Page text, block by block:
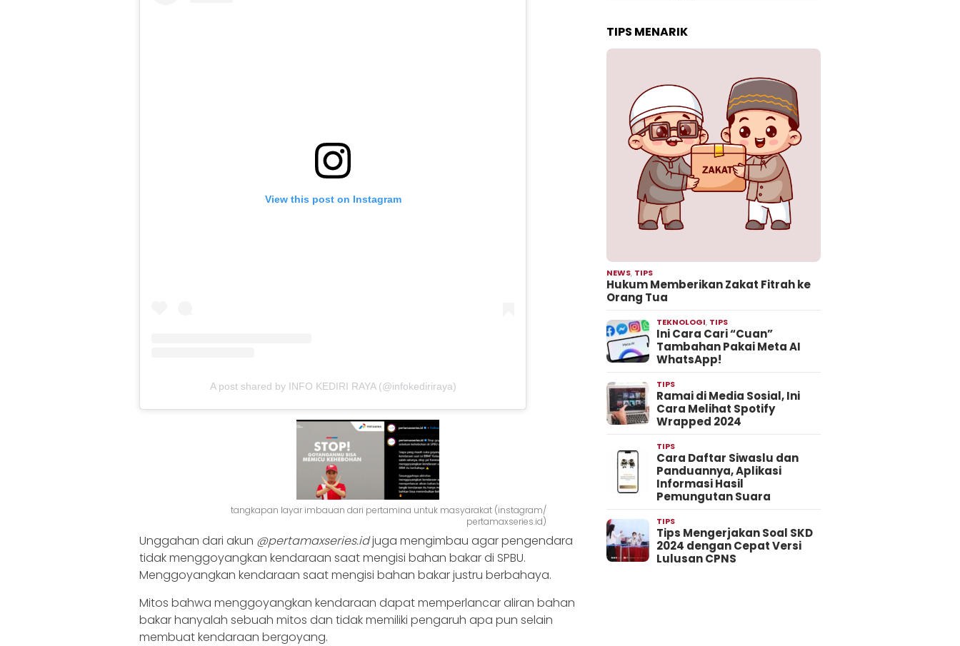
View this post on Instagram
A post shared by INFO KEDIRI RAYA (@infokediriraya)
tangkapan layar imbauan dari pertamina untuk masyarakat (instagram/
pertamaxseries.id)
Unggahan dari akun @pertamaxseries.idjuga mengimbau agar pengendara
tidak menggoyangkan kendaraan saat mengisi bahan bakar di SPBU.
Menggoyangkan kendaraan saat mengisi bahan bakar justru berbahaya.
Mitos bahwa menggoyangkan kendaraan dapat memperlancar aliran bahan
bakar hanyalah sebuah mitos dan tidak memiliki pengaruh apa pun selain
membuat kendaraan bergoyang.
TIPS MENARIK
NEWS, TIPS
Hukum Memberikan Zakat Fitrah ke
Orang Tua
TEKNOLOGI, TIPS
Ini Cara Cari “Cuan”
Tambahan Pakai Meta AI
WhatsApp!
TIPS
Ramai di Media Sosial, Ini
Cara Melihat Spotify
Wrapped 2024
TIPS
Cara Daftar Siwaslu dan
Panduannya, Aplikasi
Informasi Hasil
Pemungutan Suara
TIPS
Tips Mengerjakan Soal SKD
2024 dengan Cepat Versi
Lulusan CPNS